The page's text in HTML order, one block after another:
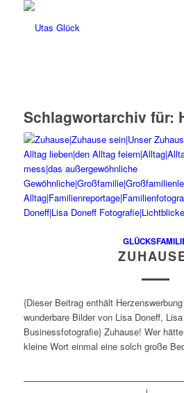
Schlagwortarchiv für:
{Dieser Beitrag enthält
wunderbare Bilder von Lisa Doneff,
Businessfotografie} Zuhause! Wer
kleine Wort einmal eine solch große